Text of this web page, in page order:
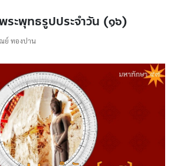
ะพุทธรูปประจำวัน (๑๖)
ย์ ทองปาน